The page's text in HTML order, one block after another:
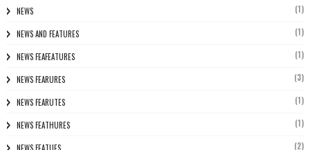
NEWS (1)
NEWS AND FEATURES (1)
NEWS FEAFEATURES (1)
NEWS FEARURES (3)
NEWS FEARUTES (1)
NEWS FEATHURES (1)
NEWS FEATUES (2)